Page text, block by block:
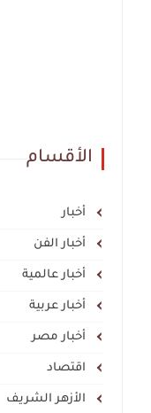
الأقسام
أخبار
أخبار الفن
أخبار عالمية
أخبار عربية
أخبار مصر
اقتصاد
الأزهر الشريف